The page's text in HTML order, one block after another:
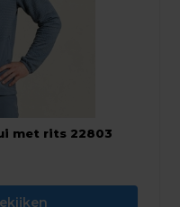
met rits 22803